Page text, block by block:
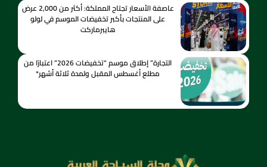
عاصفة الأسعار تجتاح المملكة: أكثر من 2,000 عرض
على المنتجات بأكبر تخفيضات الموسم في لولو
هايبرماركت
التجارة” إطلاق موسم “تخفيضات 2026” اعتبارًا من
مطلع أغسطس المقبل ولمدة ثلاثة أشهر*